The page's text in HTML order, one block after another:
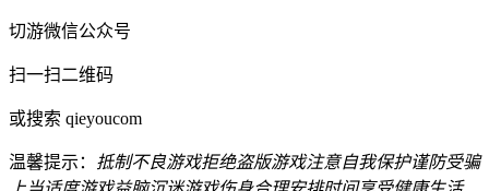
切游微信公众号
扫一扫二维码
或搜索 qieyoucom
温馨提示： 抵制不良游戏拒绝盗版游戏注意自我保护谨防受骗